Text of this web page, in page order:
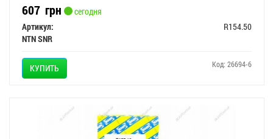
607 грн
сегодня
Артикул:
R154.50
NTN SNR
КУПИТЬ Код: 26694-6